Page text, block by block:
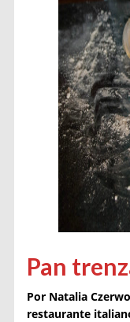
Pan
Por Natalia
restaurante